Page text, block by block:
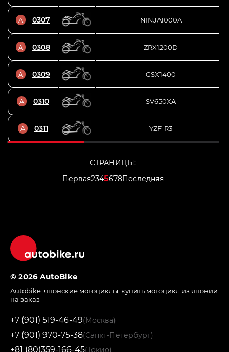
A 0307 NINJA1000A
A 0308 ZRX1200D
A 0309 GSX1400
A 0310 SV650XA
A 0311 YZF-R3
СТРАНИЦЫ:
Первая2345678Последняя
© 2026 AutoBike
Autobike: японские мотоциклы, купить мотоцикл из японии
на заказ
+7 (901) 519-46-49(Москва)
+7 (901) 970-75-38(Санкт-Петербург)
+81 (80)359-166-45(Токио)